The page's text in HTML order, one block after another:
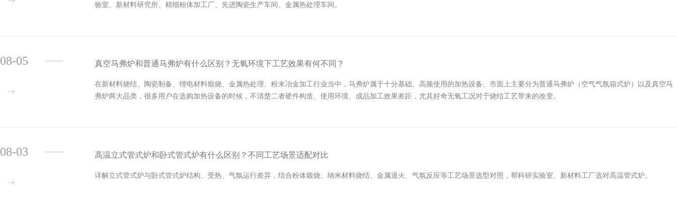
验室、新材料研究所、精细粉体加工厂、先进陶瓷生产车间、金属热处理车间。
真空马弗炉和普通马弗炉有什么区别？无氧环境下工艺效果有何不同？
在新材料烧结、陶瓷制备、锂电材料煅烧、金属热处理、粉末冶金加工行业当中，马弗炉属于十分基础、高频使用的加热设备。市面上主要分为普通马弗炉（空气气氛箱式炉）以及真空马
弗炉两大品类，很多用户在选购加热设备的时候，不清楚二者硬件构造、使用环境、成品加工效果差距，尤其好奇无氧工况对于烧结工艺带来的改变。
08-05
高温立式管式炉和卧式管式炉有什么区别？不同工艺场景适配对比
详解立式管式炉与卧式管式炉结构、受热、气氛运行差异，结合粉体煅烧、纳米材料烧结、金属退火、气氛反应等工艺场景选型对照，帮科研实验室、新材料工厂选对高温管式炉。
08-03